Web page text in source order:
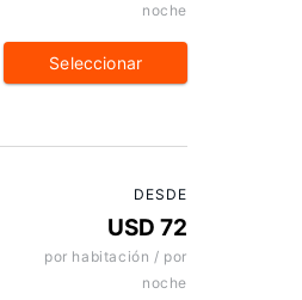
noche
Seleccionar
DESDE
USD 72
por habitación / por
noche